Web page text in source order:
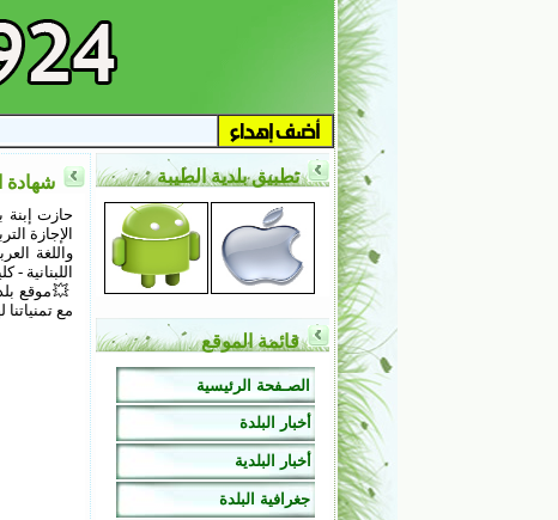
تطبيق بلدية الطيبة
قائمة الموقع
الصـفحة الرئيسية
أخبار البلدة
أخبار البلدية
جغرافية البلدة
شهادة
حازت إبنة
الإجازة
واللغة
اللبنانية -
💥موقع
مع